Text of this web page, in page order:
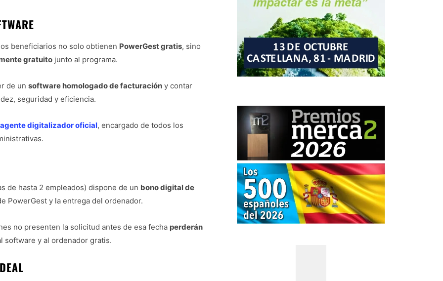
beneficiarios no solo obtienen PowerGest gratis, sino
gratuito junto al programa.
de un software homologado de facturación y contar
seguridad y eficiencia.
agente digitalizador oficial, encargado de todos los
de hasta 2 empleados) dispone de un bono digital de
PowerGest y la entrega del ordenador.
no presenten la solicitud antes de esa fecha perderán
software y al ordenador gratis.